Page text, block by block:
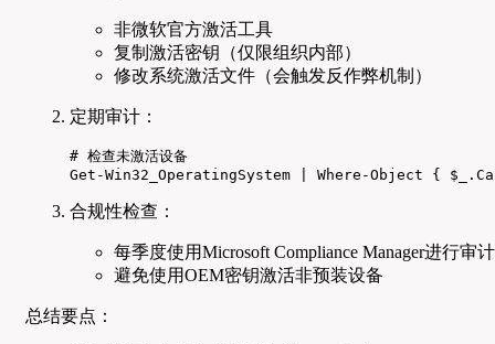
非微软官方激活工具
复制激活密钥（仅限组织内部）
修改系统激活文件（会触发反作弊机制）
定期审计：
# 检查未激活设备
Get-Win32_OperatingSystem | Where-Object {
合规性检查：
每季度使用Microsoft Compliance Manager进行审计
避免使用OEM密钥激活非预装设备
总结要点：